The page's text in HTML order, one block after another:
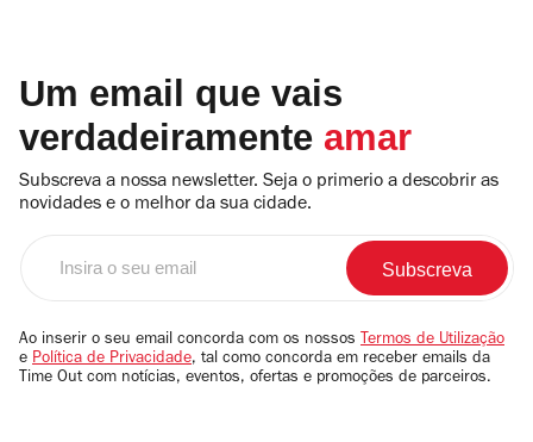
Um email que vais
verdadeiramente amar
Subscreva a nossa newsletter. Seja o primerio a descobrir as
novidades e o melhor da sua cidade.
email
Ao inserir o seu email concorda com os nossos Termos de Utilização
e Política de Privacidade, tal como concorda em receber emails da
Time Out com notícias, eventos, ofertas e promoções de parceiros.